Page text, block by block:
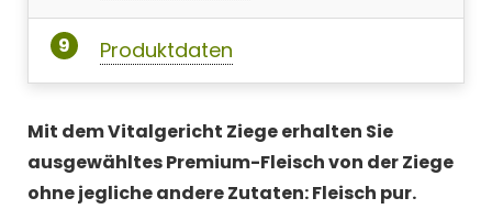
Produktdaten
Mit dem Vitalgericht Ziege erhalten Sie
ausgewähltes Premium-Fleisch von der Ziege
ohne jegliche andere Zutaten: Fleisch pur.